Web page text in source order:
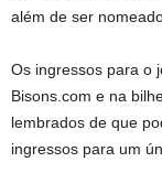
além de ser
Os ingressos para o
Bisons.com e na
lembrados de que
ingressos para um